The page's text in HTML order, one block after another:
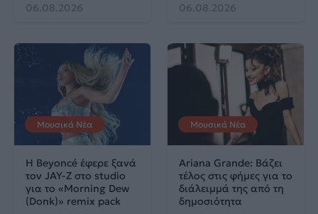
06.08.2026 06.08.2026
Μουσικά Νέα
Η Beyoncé έφερε ξανά
τον JAY-Z στο studio
για το «Morning Dew
(Donk)» remix pack
Μουσικά Νέα
Ariana Grande: Βάζει
τέλος στις φήμες για το
διάλειμμά της από τη
δημοσιότητα